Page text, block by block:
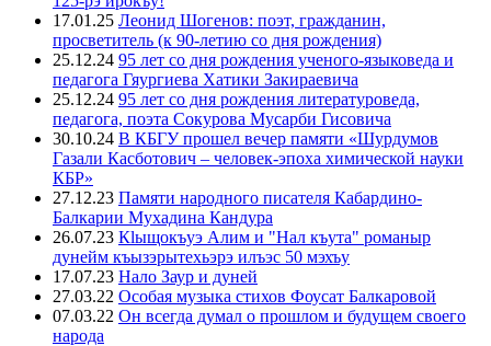
17.01.25 Леонид Шогенов: поэт, гражданин,
просветитель (к 90-летию со дня рождения)
25.12.24 95 лет со дня рождения ученого-языковеда и
педагога Гяургиева Хатики Закираевича
25.12.24 95 лет со дня рождения литературоведа,
педагога, поэта Сокурова Мусарби Гисовича
30.10.24 В КБГУ прошел вечер памяти «Шурдумов
Газали Касботович – человек-эпоха химической науки
КБР»
27.12.23 Памяти народного писателя Кабардино-
Балкарии Мухадина Кандура
26.07.23 Кlыщокъуэ Алим и "Нал къута" романыр
дунейм къызэрытехьэрэ илъэс 50 мэхъу
17.07.23 Нало Заур и дуней
27.03.22 Особая музыка стихов Фоусат Балкаровой
07.03.22 Он всегда думал о прошлом и будущем своего
народа